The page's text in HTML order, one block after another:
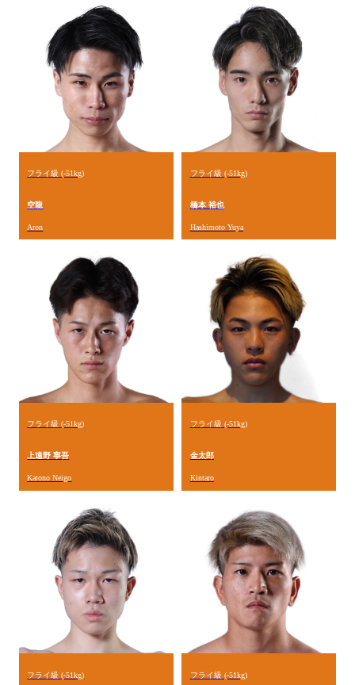
フライ級 (-51kg)
空龍
Aron
フライ級 (-51kg)
橋本 裕也
Hashimoto Yuya
フライ級 (-51kg)
上遠野 寧吾
Katono Neigo
フライ級 (-51kg)
金太郎
Kintaro
フライ級 (-51kg) フライ級 (-51kg)